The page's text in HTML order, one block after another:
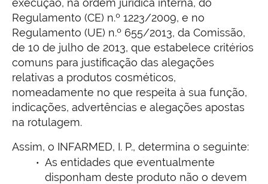
Regulamento (CE) n.º 1223/2009, e no
Regulamento (UE) n.º 655/2013, da Comissão,
de 10 de julho de 2013, que estabelece critérios
comuns para justificação das alegações
relativas a produtos cosméticos,
nomeadamente no que respeita à sua função,
indicações, advertências e alegações apostas
na rotulagem.
Assim, o INFARMED, I. P., determina o seguinte:
As entidades que eventualmente
disponham deste produto não o devem